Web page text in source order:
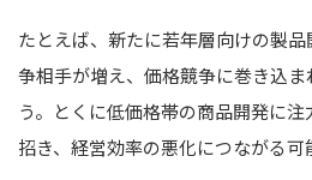
たとえば、新たに若年層向けの製
争相手が増え、価格競争に巻き込
う。とくに低価格帯の商品開発に
招き、経営効率の悪化につながる可